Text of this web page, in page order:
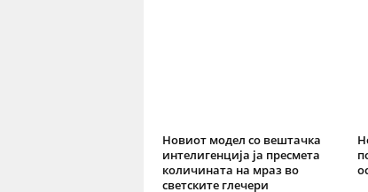
Новиот модел со вештачка
интелигенција ја пресмета
количината на мраз во
светските глечери